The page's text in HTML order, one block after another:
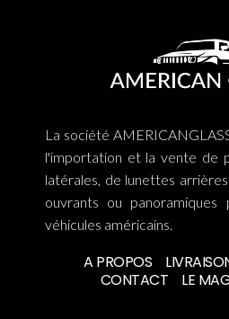
La société
l'importation et la vente de
latérales, de lunettes
ouvrants ou
véhicules américains.
A PROPOS
CONTACT
LE